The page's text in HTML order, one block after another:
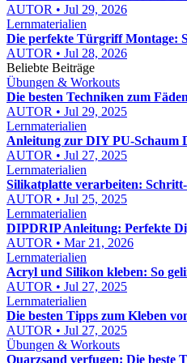
AUTOR • Jul 29, 2026
Lernmaterialien
Die perfekte Türgriff Montage:
AUTOR • Jul 28, 2026
Beliebte Beiträge
Übungen & Workouts
Die besten Techniken zum
AUTOR • Jul 29, 2025
Lernmaterialien
Anleitung zur DIY PU-Schaum
AUTOR • Jul 27, 2025
Lernmaterialien
Silikatplatte verarbeiten:
AUTOR • Jul 25, 2025
Lernmaterialien
DIPDRIP Anleitung: Perfekte
AUTOR • Mar 21, 2026
Lernmaterialien
Acryl und Silikon kleben: So
AUTOR • Jul 27, 2025
Lernmaterialien
Die besten Tipps zum Kleben
AUTOR • Jul 27, 2025
Übungen & Workouts
Quarzsand verfugen: Die beste